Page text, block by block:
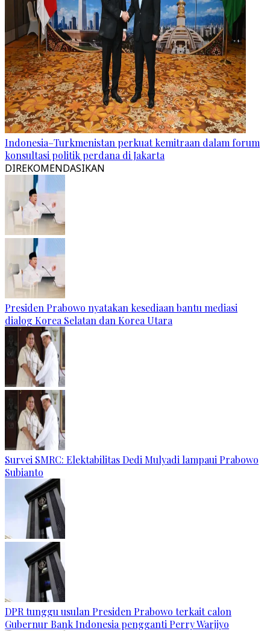
Indonesia–Turkmenistan perkuat kemitraan dalam forum
konsultasi politik perdana di Jakarta
DIREKOMENDASIKAN
Presiden Prabowo nyatakan kesediaan bantu mediasi
dialog Korea Selatan dan Korea Utara
Survei SMRC: Elektabilitas Dedi Mulyadi lampaui Prabowo
Subianto
DPR tunggu usulan Presiden Prabowo terkait calon
Gubernur Bank Indonesia pengganti Perry Warjiyo